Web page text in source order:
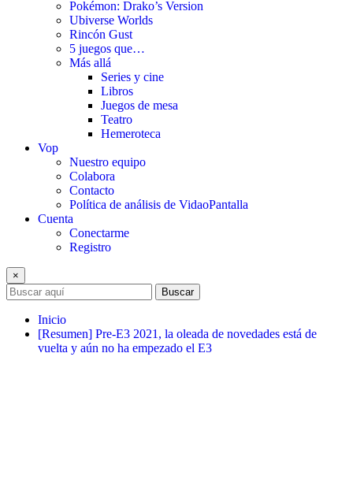
Pokémon: Drako’s Version
Ubiverse Worlds
Rincón Gust
5 juegos que…
Más allá
Series y cine
Libros
Juegos de mesa
Teatro
Hemeroteca
Vop
Nuestro equipo
Colabora
Contacto
Política de análisis de VidaoPantalla
Cuenta
Conectarme
Registro
×
Buscar
Inicio
[Resumen] Pre-E3 2021, la oleada de novedades está de
vuelta y aún no ha empezado el E3